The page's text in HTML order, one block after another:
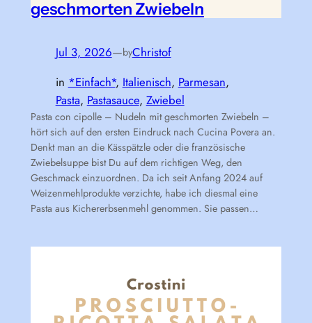
geschmorten Zwiebeln
Jul 3, 2026—byChristof
in *Einfach*, Italienisch, Parmesan
Pasta, Pastasauce, Zwiebel
Pasta con cipolle – Nudeln mit geschmorten Zwiebeln –
hört sich auf den ersten Eindruck nach Cucina Povera an.
Denkt man an die Kässpätzle oder die französische
Zwiebelsuppe bist Du auf dem richtigen Weg, den
Geschmack einzuordnen. Da ich seit Anfang 2024 auf
Weizenmehlprodukte verzichte, habe ich diesmal eine
Pasta aus Kichererbsenmehl genommen. Sie passen…